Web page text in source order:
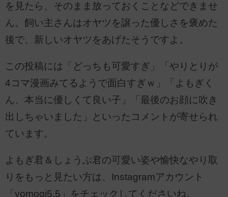
を見たら、そのまま放っておくことなどできませ
ん。飼い主さんはオヤツを譲った優しさを褒めた
後で、新しいオヤツをあげたそうですよ。
この投稿には「どっちも可愛すぎ」「やりとりが
4コマ漫画みてるようで面白すぎｗ」「よもぎく
ん、本当に優しくて良い子」「最後のお顔に吹き
出しちゃいました」といったコメントが寄せられ
ています。
よもぎ君＆しょうぶ君の可愛い姿や愉快なやり取
りをもっと見たい方は、Instagramアカウント
「yomogi5.5」をチェックしてくださいね。